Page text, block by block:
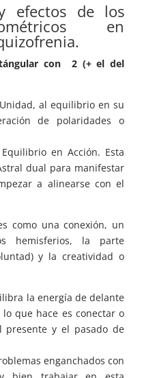
efectos de los
en
con 2 (+ el del
al equilibrio en su
de polaridades o
en Acción. Esta
dual para manifestar
a alinearse con el
como una conexión, un
hemisferios, la parte
y la creatividad o
la energía de delante
que hace es conectar o
y el pasado de
enganchados con